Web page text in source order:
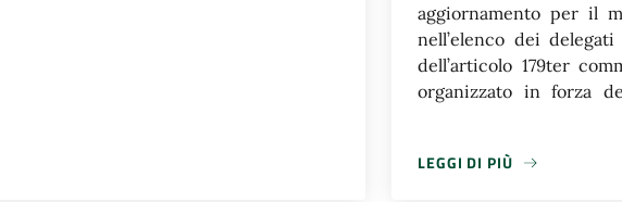
aggiornamento per il
nell’elenco dei
dell’articolo 179ter
organizzato in forza
dei relatori coinvolti, è
LEGGI DI PIÙ
LEGGI DI PIÙ